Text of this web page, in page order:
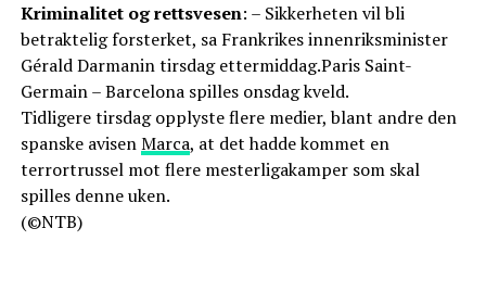
Kriminalitet og rettsvesen: – Sikkerheten vil bli
betraktelig forsterket, sa Frankrikes innenriksminister
Gérald Darmanin tirsdag ettermiddag.Paris Saint-
Germain – Barcelona spilles onsdag kveld.
Tidligere tirsdag opplyste flere medier, blant andre den
spanske avisenMarca, at det hadde kommet en
terrortrussel mot flere mesterligakamper som skal
spilles denne uken.
(©NTB)